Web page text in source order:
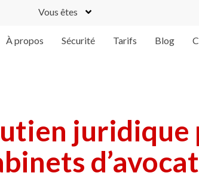
Vous êtes
À propos Sécurité Tarifs Blog
juridique